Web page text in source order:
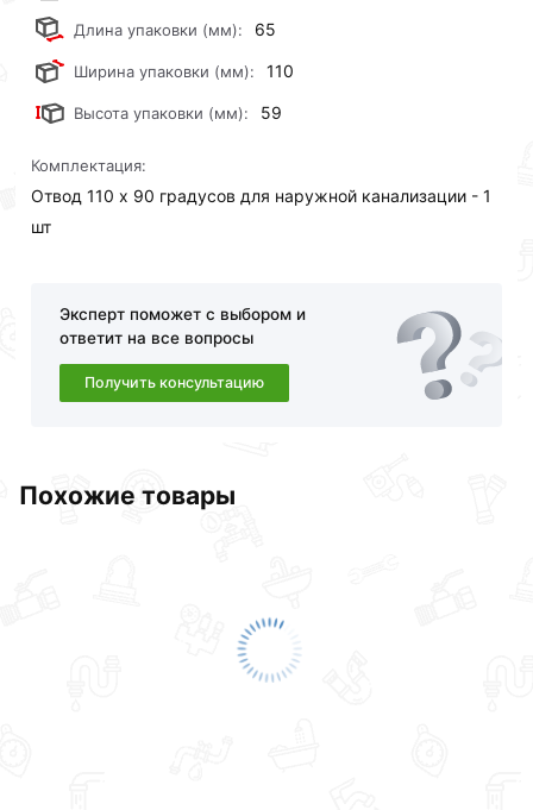
Длина упаковки (мм): 65
Ширина упаковки (мм): 110
Высота упаковки (мм): 59
Комплектация:
Отвод 110 х 90 градусов для наружной канализации - 1
шт
Эксперт поможет с выбором и
ответит на все вопросы
Получить консультацию
Похожие товары